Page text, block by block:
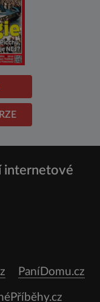
internetové
PaníDomu.cz